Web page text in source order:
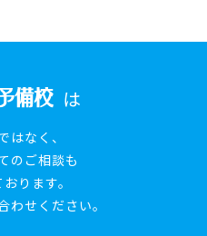
は
はなく、
のご相談も
ります。
わせください。